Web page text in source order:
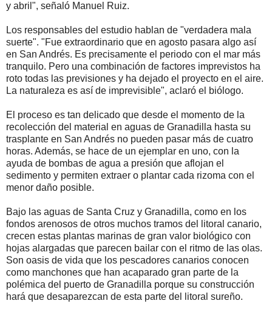
y abril", señaló Manuel Ruiz.
Los responsables del estudio hablan de "verdadera mala
suerte". "Fue extraordinario que en agosto pasara algo así
en San Andrés. Es precisamente el periodo con el mar más
tranquilo. Pero una combinación de factores imprevistos ha
roto todas las previsiones y ha dejado el proyecto en el aire.
La naturaleza es así de imprevisible", aclaró el biólogo.
El proceso es tan delicado que desde el momento de la
recolección del material en aguas de Granadilla hasta su
trasplante en San Andrés no pueden pasar más de cuatro
horas. Además, se hace de un ejemplar en uno, con la
ayuda de bombas de agua a presión que aflojan el
sedimento y permiten extraer o plantar cada rizoma con el
menor daño posible.
Bajo las aguas de Santa Cruz y Granadilla, como en los
fondos arenosos de otros muchos tramos del litoral canario,
crecen estas plantas marinas de gran valor biológico con
hojas alargadas que parecen bailar con el ritmo de las olas.
Son oasis de vida que los pescadores canarios conocen
como manchones que han acaparado gran parte de la
polémica del puerto de Granadilla porque su construcción
hará que desaparezcan de esta parte del litoral sureño.